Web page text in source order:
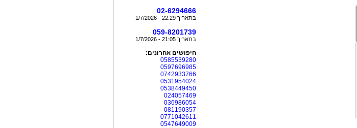
02-6294666
בתאריך 22:29 - 1/7/2026
059-8201739
בתאריך 21:05 - 1/7/2026
חיפושים אחרונים:
0585539280
0597696985
0742933766
0531954024
0538449450
024057469
036986054
081190357
0771042611
0547649009